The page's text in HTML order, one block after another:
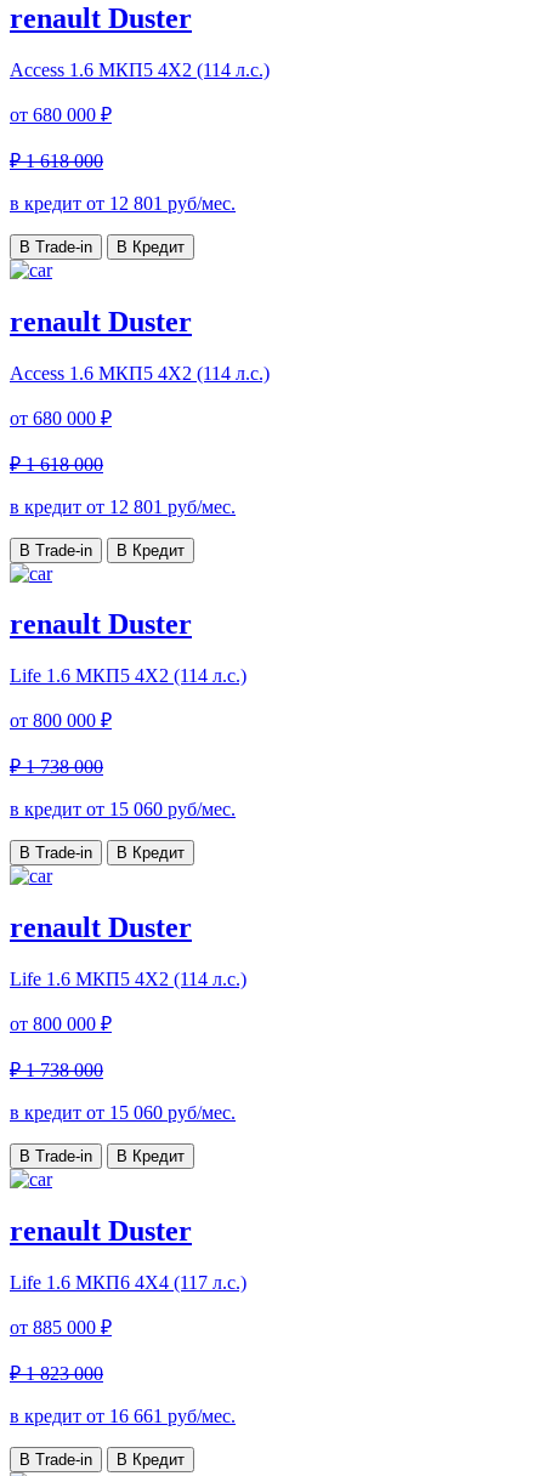
renault Duster
Access 1.6 МКП5 4Х2 (114 л.с.)
от 680 000 ₽
₽ 1 618 000
в кредит от 12 801 руб/мес.
В Trade-in В Кредит
renault Duster
Access 1.6 МКП5 4Х2 (114 л.с.)
от 680 000 ₽
₽ 1 618 000
в кредит от 12 801 руб/мес.
В Trade-in В Кредит
renault Duster
Life 1.6 МКП5 4Х2 (114 л.с.)
от 800 000 ₽
₽ 1 738 000
в кредит от 15 060 руб/мес.
В Trade-in В Кредит
renault Duster
Life 1.6 МКП5 4Х2 (114 л.с.)
от 800 000 ₽
₽ 1 738 000
в кредит от 15 060 руб/мес.
В Trade-in В Кредит
renault Duster
Life 1.6 МКП6 4Х4 (117 л.с.)
от 885 000 ₽
₽ 1 823 000
в кредит от 16 661 руб/мес.
В Trade-in В Кредит